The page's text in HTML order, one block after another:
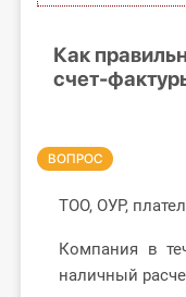
Как
счет-
ВОПРОС
ТОО, ОУР,
Компания в
наличный